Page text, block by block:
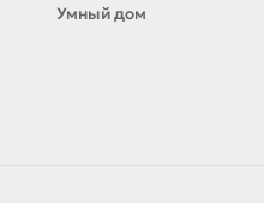
Умный дом